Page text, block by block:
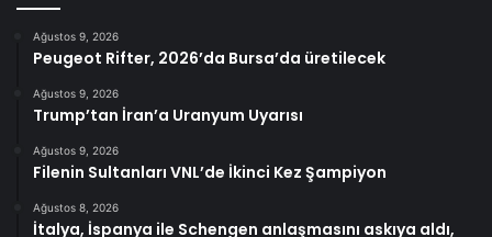
Ağustos 9, 2026
Peugeot Rifter, 2026’da Bursa’da üretilecek
Ağustos 9, 2026
Trump’tan İran’a Uranyum Uyarısı
Ağustos 9, 2026
Filenin Sultanları VNL’de İkinci Kez Şampiyon
Ağustos 8, 2026
İtalya, İspanya ile Schengen anlaşmasını askıya aldı,